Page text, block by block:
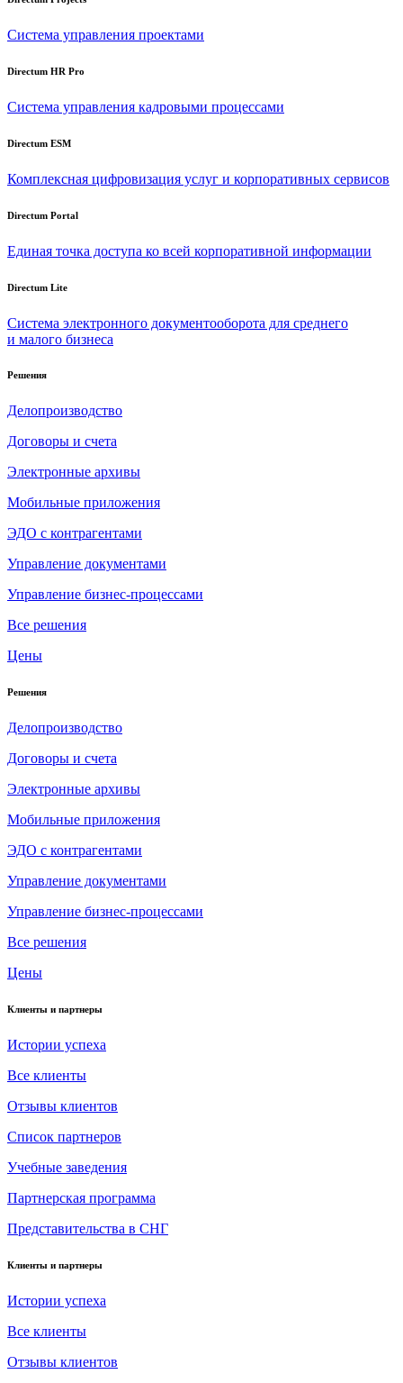
Система управления проектами
Directum HR Pro
Система управления кадровыми процессами
Directum ESM
Комплексная цифровизация услуг и корпоративных сервисов
Directum Portal
Единая точка доступа ко всей корпоративной информации
Directum Lite
Система электронного документооборота для среднего
и малого бизнеса
Решения
Делопроизводство
Договоры и счета
Электронные архивы
Мобильные приложения
ЭДО с контрагентами
Управление документами
Управление бизнес-процессами
Все решения
Цены
Решения
Делопроизводство
Договоры и счета
Электронные архивы
Мобильные приложения
ЭДО с контрагентами
Управление документами
Управление бизнес-процессами
Все решения
Цены
Клиенты и партнеры
Истории успеха
Все клиенты
Отзывы клиентов
Список партнеров
Учебные заведения
Партнерская программа
Представительства в СНГ
Клиенты и партнеры
Истории успеха
Все клиенты
Отзывы клиентов